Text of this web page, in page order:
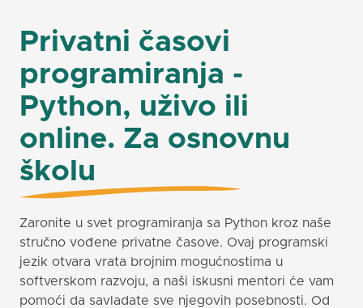
Privatni časovi
programiranja -
Python, uživo ili
online. Za osnovnu
školu
Zaronite u svet programiranja sa Python kroz naše
stručno vođene privatne časove. Ovaj programski
jezik otvara vrata brojnim mogućnostima u
softverskom razvoju, a naši iskusni mentori će vam
pomoći da savladate sve njegovih posebnosti. Od